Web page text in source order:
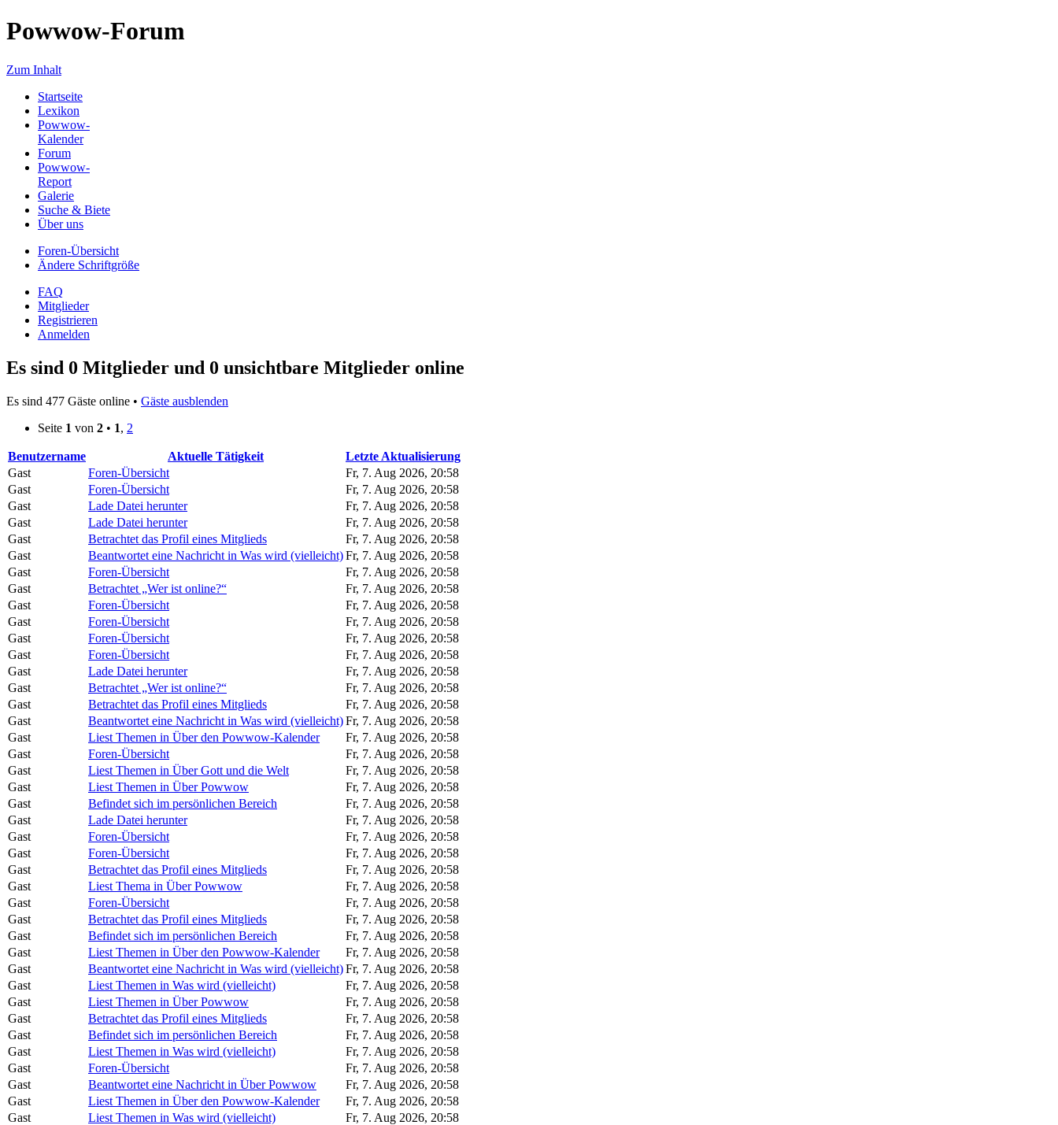
Powwow-Forum
Zum Inhalt
Startseite
Lexikon
Powwow-
Kalender
Forum
Powwow-
Report
Galerie
Suche & Biete
Über uns
Foren-Übersicht
Ändere Schriftgröße
FAQ
Mitglieder
Registrieren
Anmelden
Es sind 0 Mitglieder und 0 unsichtbare Mitglieder online
Es sind 477 Gäste online • Gäste ausblenden
Seite 1 von 2 • 1, 2
Benutzername Aktuelle Tätigkeit
Letzte Aktualisierung
Gast
Foren-Übersicht
Fr, 7. Aug 2026, 20:58
Gast
Foren-Übersicht
Fr, 7. Aug 2026, 20:58
Gast
Lade Datei herunter
Fr, 7. Aug 2026, 20:58
Gast
Lade Datei herunter
Fr, 7. Aug 2026, 20:58
Gast
Betrachtet das Profil eines Mitglieds
Fr, 7. Aug 2026, 20:58
Gast
Beantwortet eine Nachricht in Was wird (vielleicht)Fr, 7. Aug 2026, 20:58
Gast
Foren-Übersicht
Fr, 7. Aug 2026, 20:58
Gast
Betrachtet „Wer ist online?“
Fr, 7. Aug 2026, 20:58
Gast
Foren-Übersicht
Fr, 7. Aug 2026, 20:58
Gast
Foren-Übersicht
Fr, 7. Aug 2026, 20:58
Gast
Foren-Übersicht
Fr, 7. Aug 2026, 20:58
Gast
Foren-Übersicht
Fr, 7. Aug 2026, 20:58
Gast
Lade Datei herunter
Fr, 7. Aug 2026, 20:58
Gast
Betrachtet „Wer ist online?“
Fr, 7. Aug 2026, 20:58
Gast
Betrachtet das Profil eines Mitglieds
Fr, 7. Aug 2026, 20:58
Gast
Beantwortet eine Nachricht in Was wird (vielleicht)Fr, 7. Aug 2026, 20:58
Gast
Liest Themen in Über den Powwow-Kalender
Fr, 7. Aug 2026, 20:58
Gast
Foren-Übersicht
Fr, 7. Aug 2026, 20:58
Gast
Liest Themen in Über Gott und die Welt
Fr, 7. Aug 2026, 20:58
Gast
Liest Themen in Über Powwow
Fr, 7. Aug 2026, 20:58
Gast
Befindet sich im persönlichen Bereich
Fr, 7. Aug 2026, 20:58
Gast
Lade Datei herunter
Fr, 7. Aug 2026, 20:58
Gast
Foren-Übersicht
Fr, 7. Aug 2026, 20:58
Gast
Foren-Übersicht
Fr, 7. Aug 2026, 20:58
Gast
Betrachtet das Profil eines Mitglieds
Fr, 7. Aug 2026, 20:58
Gast
Liest Thema in Über Powwow
Fr, 7. Aug 2026, 20:58
Gast
Foren-Übersicht
Fr, 7. Aug 2026, 20:58
Gast
Betrachtet das Profil eines Mitglieds
Fr, 7. Aug 2026, 20:58
Gast
Befindet sich im persönlichen Bereich
Fr, 7. Aug 2026, 20:58
Gast
Liest Themen in Über den Powwow-Kalender
Fr, 7. Aug 2026, 20:58
Gast
Beantwortet eine Nachricht in Was wird (vielleicht)Fr, 7. Aug 2026, 20:58
Gast
Liest Themen in Was wird (vielleicht)
Fr, 7. Aug 2026, 20:58
Gast
Liest Themen in Über Powwow
Fr, 7. Aug 2026, 20:58
Gast
Betrachtet das Profil eines Mitglieds
Fr, 7. Aug 2026, 20:58
Gast
Befindet sich im persönlichen Bereich
Fr, 7. Aug 2026, 20:58
Gast
Liest Themen in Was wird (vielleicht)
Fr, 7. Aug 2026, 20:58
Gast
Foren-Übersicht
Fr, 7. Aug 2026, 20:58
Gast
Beantwortet eine Nachricht in Über Powwow
Fr, 7. Aug 2026, 20:58
Gast
Liest Themen in Über den Powwow-Kalender
Fr, 7. Aug 2026, 20:58
Gast
Liest Themen in Was wird (vielleicht)
Fr, 7. Aug 2026, 20:58